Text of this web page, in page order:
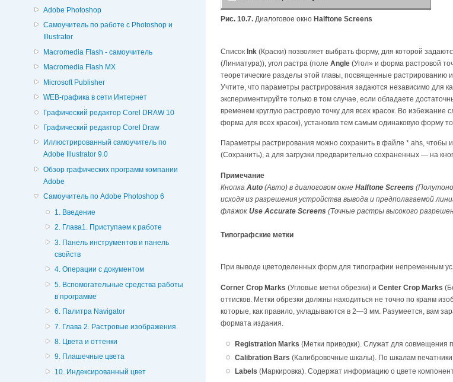
Adobe Photoshop
Cамоучитель по работе с Photoshop и
Illustrator
Macromedia Flash - самоучитель
Macromedia Flash MX
Microsoft Publisher
WEB-графика в сети Интернет
Графический редактор Corel DRAW 10
Графический редактор Corel Draw
Иллюстрированный самоучитель по
Adobe Illustrator 9.0
Обзор графических программ компании
Adobe
Самоучитель по Adobe Photoshop 6
1. Введение
2. Глава1. Приступаем к работе
3. Панель инструментов и панель
свойств
4. Операции с документом
5. Вспомогательные средства работы
в программе
6. Палитра Navigator
7. Глава 2. Растровые изображения.
8. Цвета и оттенки
9. Плашечные цвета
10. Индексированный цвет
Рис. 10.7. Диалоговое окно Halftone Screens
Список Ink (Краски) позволяет выбрать форму, для которой
(Линиатура)), угол растра (поле Angle (Угол» и форма растровой
теоретические разделы этой главы, посвященные растрированию
Учтите, что параметры растрирования задаются независимо для
экспериментируйте только в том случае, если обладаете
временем круглую растровую точку для всех красок. Во
форма для всех красок), установив тем самым одинаковую форму
Параметры растрирования можно сохранить в файле *.ahs, чтобы
(Сохранить), а для загрузки предварительно сохраненных — на
Примечание
Кнопка Auto (Авто) в диалоговом окне Halftone Screens
исходя из разрешения устройства вывода и предполагаемой
флажок Use Accurate Screens (Точные растры высокого
Типографские метки
При выводе цветоделенных форм для типографии непременным
Corner Crop Marks (Угловые метки обрезки) и Center Crop Marks
оттисков. Метки обрезки должны находиться не точно по краям
которые, как правило, укладываются в 2—3 мм. Разумеется, вам
формата издания.
Registration Marks (Метки приводки). Служат для совмещения
Calibration Bars(Калибровочные шкалы). По шкалам печатники
Labels (Маркировка). Содержат информацию о цвете